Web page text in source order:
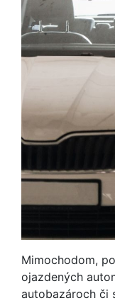
Mimochodom,
ojazdených
autobazároch či